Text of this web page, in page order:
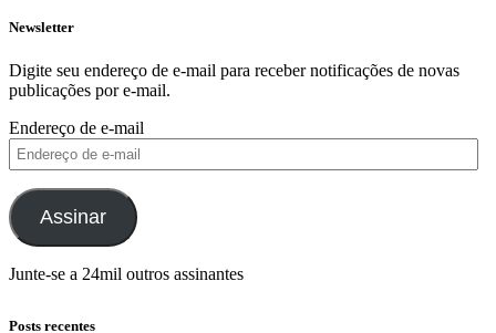
Newsletter
Digite seu endereço de e-mail para receber notificações de novas
publicações por e-mail.
Endereço de e-mail
Assinar
Junte-se a 24mil outros assinantes
Posts recentes